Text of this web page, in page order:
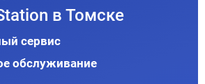
в Томске
сервис
обслуживание